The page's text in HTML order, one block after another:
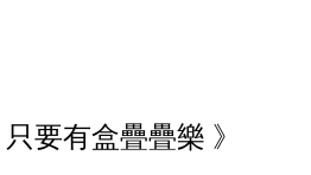
只要有盒疊疊樂 》